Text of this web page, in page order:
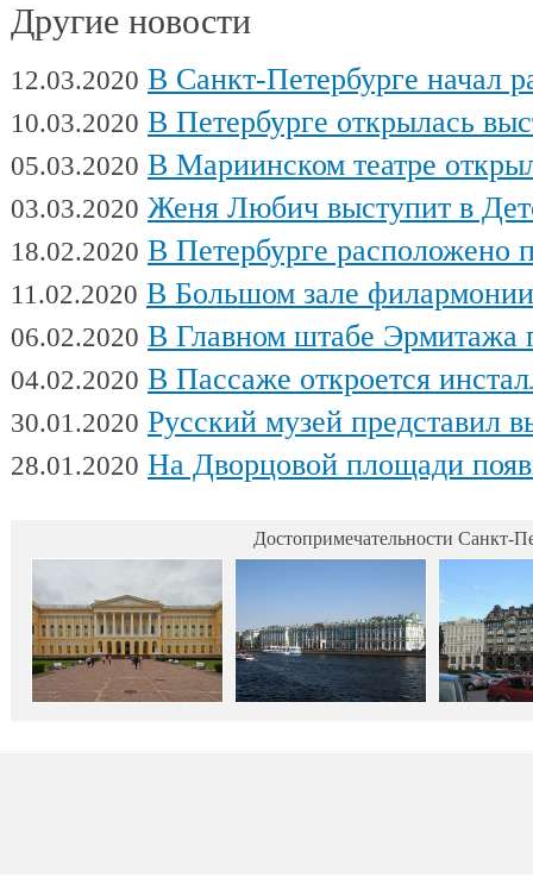
Другие новости
12.03.2020 В Санкт-Петербурге начал работу
10.03.2020 В Петербурге открылась выставка
05.03.2020 В Мариинском театре открылся
03.03.2020 Женя Любич выступит в Детском театре
18.02.2020 В Петербурге расположено
11.02.2020 В Большом зале филармонии
06.02.2020 В Главном штабе Эрмитажа пройдет
04.02.2020 В Пассаже откроется
30.01.2020 Русский музей представил
28.01.2020 На Дворцовой площади появилась интерактивная выставка военной техники,
Достопримечательности Санкт-